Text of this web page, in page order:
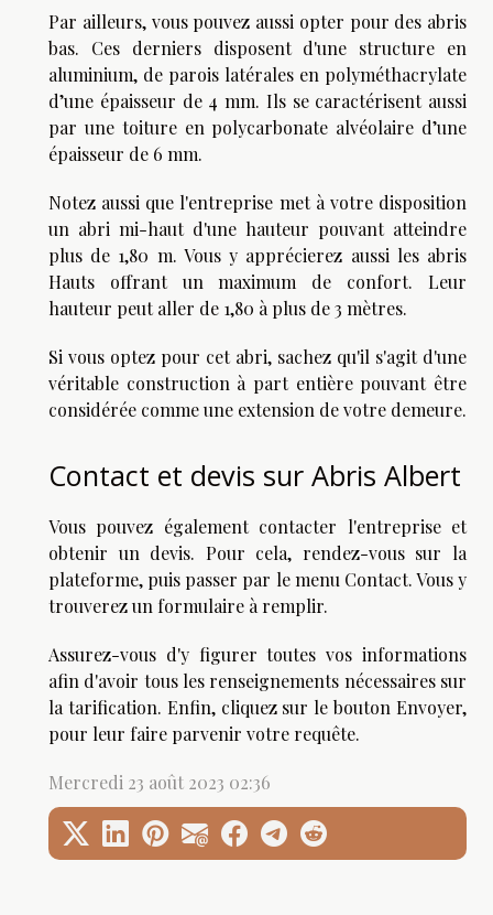
Par ailleurs, vous pouvez aussi opter pour des abris
bas. Ces derniers disposent d'une structure en
aluminium, de parois latérales en polyméthacrylate
d’une épaisseur de 4 mm. Ils se caractérisent aussi
par une toiture en polycarbonate alvéolaire d’une
épaisseur de 6 mm.
Notez aussi que l'entreprise met à votre disposition
un abri mi-haut d'une hauteur pouvant atteindre
plus de 1,80 m. Vous y apprécierez aussi les abris
Hauts offrant un maximum de confort. Leur
hauteur peut aller de 1,80 à plus de 3 mètres.
Si vous optez pour cet abri, sachez qu'il s'agit d'une
véritable construction à part entière pouvant être
considérée comme une extension de votre demeure.
Contact et devis sur Abris Albert
Vous pouvez également contacter l'entreprise et
obtenir un devis. Pour cela, rendez-vous sur la
plateforme, puis passer par le menu Contact. Vous y
trouverez un formulaire à remplir.
Assurez-vous d'y figurer toutes vos informations
afin d'avoir tous les renseignements nécessaires sur
la tarification. Enfin, cliquez sur le bouton Envoyer,
pour leur faire parvenir votre requête.
Mercredi 23 août 2023 02:36